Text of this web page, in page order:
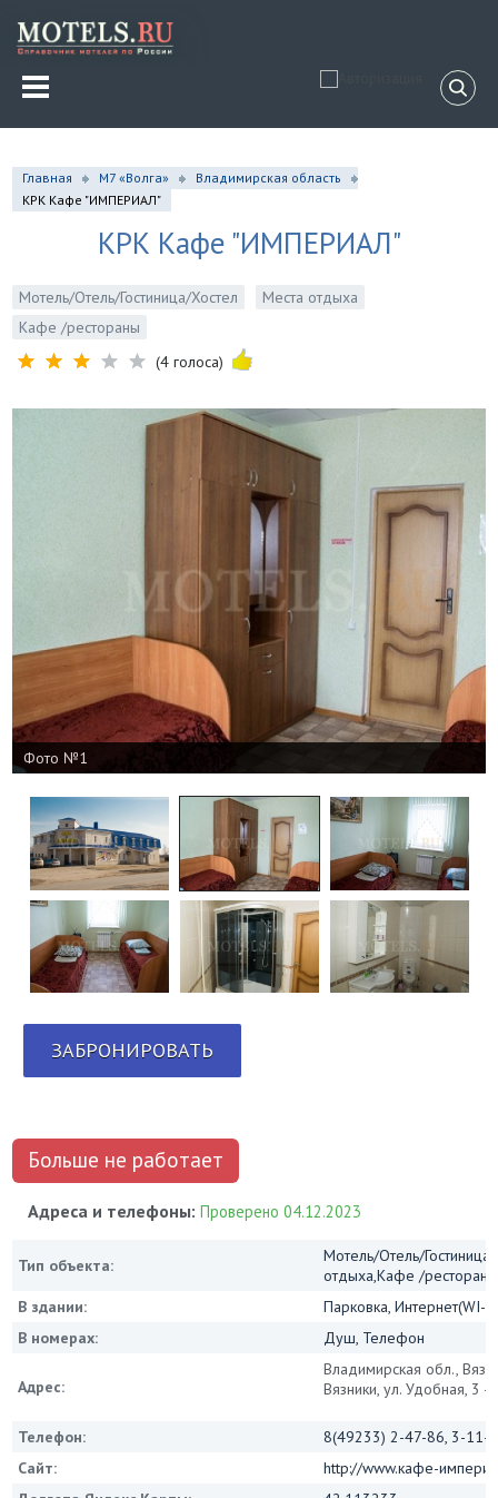
Главная М7 «Волга»
Владимирская область
КРК Кафе "ИМПЕРИАЛ"
КРК Кафе "ИМПЕРИАЛ"
Мотель/Отель/Гостиница/Хостел
Места отдыха
Кафе /рестораны
(4 голоса)
Фото №1
ЗАБРОНИРОВАТЬ
Больше не работает
Адреса и телефоны:Проверено 04.12.2023
Тип объекта:
Мотель/Отель/
отдыха,Кафе /рестораны
В здании:
Парковка, Интернет(WI-
В номерах:
Душ, Телефон
Адрес:
Владимирская обл.,
Вязники, ул. Удобная, 3 -
Телефон:
8(49233) 2-47-86, 3-11-
Сайт:
http://www.кафе-